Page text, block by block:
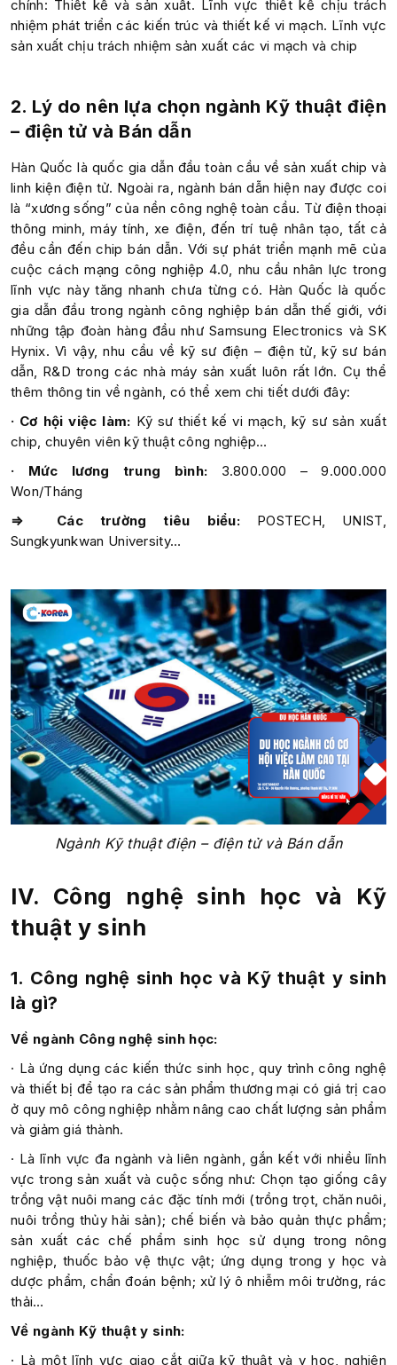
chính: Thiết kế và sản xuất. Lĩnh vực thiết kế chịu trách
nhiệm phát triển các kiến trúc và thiết kế vi mạch. Lĩnh vực
sản xuất chịu trách nhiệm sản xuất các vi mạch và chip
2. Lý do nên lựa chọn ngành Kỹ thuật điện
– điện tử và Bán dẫn
Hàn Quốc là quốc gia dẫn đầu toàn cầu về sản xuất chip và
linh kiện điện tử. Ngoài ra, ngành bán dẫn hiện nay được coi
là “xương sống” của nền công nghệ toàn cầu. Từ điện thoại
thông minh, máy tính, xe điện, đến trí tuệ nhân tạo, tất cả
đều cần đến chip bán dẫn. Với sự phát triển mạnh mẽ của
cuộc cách mạng công nghiệp 4.0, nhu cầu nhân lực trong
lĩnh vực này tăng nhanh chưa từng có. Hàn Quốc là quốc
gia dẫn đầu trong ngành công nghiệp bán dẫn thế giới, với
những tập đoàn hàng đầu như Samsung Electronics và SK
Hynix. Vì vậy, nhu cầu về kỹ sư điện – điện tử, kỹ sư bán
dẫn, R&D trong các nhà máy sản xuất luôn rất lớn. Cụ thể
thêm thông tin về ngành, có thể xem chi tiết dưới đây:
· Cơ hội việc làm: Kỹ sư thiết kế vi mạch, kỹ sư sản xuất
chip, chuyên viên kỹ thuật công nghiệp…
· Mức lương trung bình: 3.800.000 – 9.000.000
Won/Tháng
⇒ Các trường tiêu biểu: POSTECH, UNIST,
Sungkyunkwan University…
Ngành Kỹ thuật điện – điện tử và Bán dẫn
IV. Công nghệ sinh học và Kỹ
thuật y sinh
1. Công nghệ sinh học và Kỹ thuật y sinh
là gì?
Về ngành Công nghệ sinh học:
· Là ứng dụng các kiến thức sinh học, quy trình công nghệ
và thiết bị để tạo ra các sản phẩm thương mại có giá trị cao
ở quy mô công nghiệp nhằm nâng cao chất lượng sản phẩm
và giảm giá thành.
· Là lĩnh vực đa ngành và liên ngành, gắn kết với nhiều lĩnh
vực trong sản xuất và cuộc sống như: Chọn tạo giống cây
trồng vật nuôi mang các đặc tính mới (trồng trọt, chăn nuôi,
nuôi trồng thủy hải sản); chế biến và bảo quản thực phẩm;
sản xuất các chế phẩm sinh học sử dụng trong nông
nghiệp, thuốc bảo vệ thực vật; ứng dụng trong y học và
dược phẩm, chẩn đoán bệnh; xử lý ô nhiễm môi trường, rác
thải…
Về ngành Kỹ thuật y sinh:
· Là một lĩnh vực giao cắt giữa kỹ thuật và y học, nghiên